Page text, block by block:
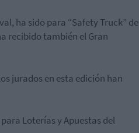
ha sido para “Safety Truck” de
recibido también el Gran
jurados en esta edición han
para Loterías y Apuestas del